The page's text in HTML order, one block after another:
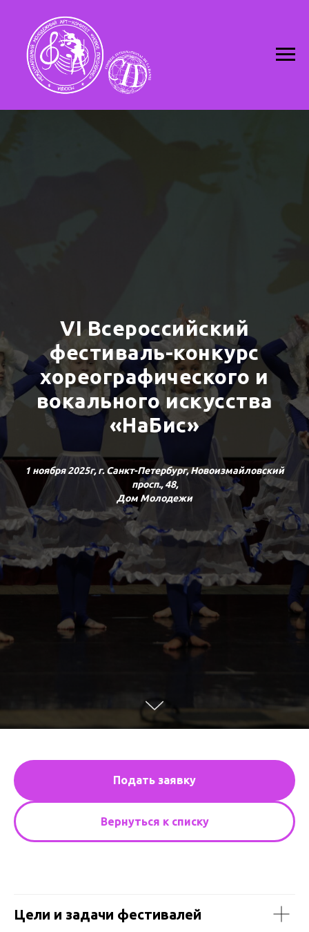
VI Всероссийский
фестиваль-конкурс
хореографического и
вокального искусства
«НаБис»
1 ноября 2025г, г. Санкт-Петербург, Новоизмайловский
просп., 48,
Дом Молодежи
Подать заявку
Вернуться к списку
Цели и задачи фестивалей